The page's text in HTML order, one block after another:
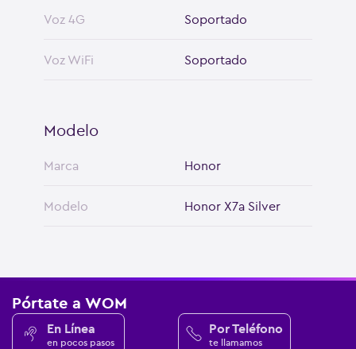
Voz 4G Soportado
Voz WiFi Soportado
Modelo
Marca Honor
Modelo Honor X7a Silver
Pórtate a WOM
En Línea
en pocos pasos
Por Teléfono
te llamamos